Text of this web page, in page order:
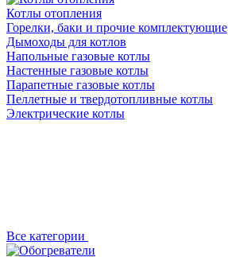
Котлы отопления
Горелки, баки и прочие комплектующие
Дымоходы для котлов
Напольные газовые котлы
Настенные газовые котлы
Парапетные газовые котлы
Пеллетные и твердотопливные котлы
Электрические котлы
Все категории